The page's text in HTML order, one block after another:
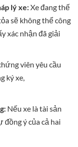
lý xe:Xe đang thế
sẽ không thể công
xác nhận đã giải
viên yêu cầu
ký xe,
Nếu xe là tài sản
đồng ý của cả hai